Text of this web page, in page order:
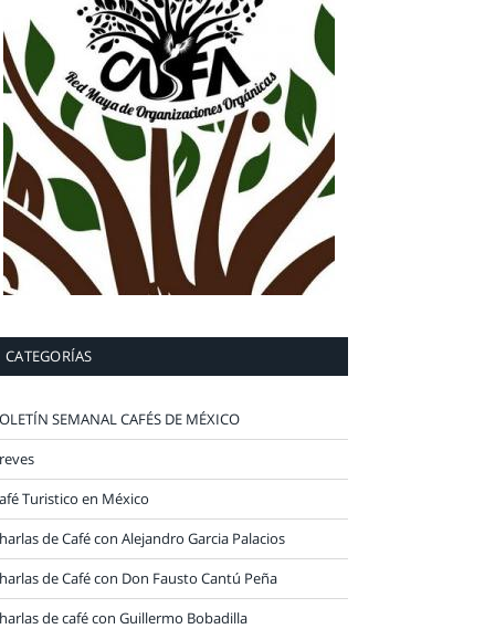
CATEGORÍAS
SEMANAL CAFÉS DE MÉXICO
Turistico en México
de Café con Alejandro Garcia Palacios
de Café con Don Fausto Cantú Peña
de café con Guillermo Bobadilla